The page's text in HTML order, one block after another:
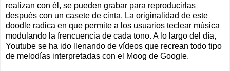
realizan con él, se pueden grabar para reproducirlas
después con un casete de cinta. La originalidad de este
doodle radica en que permite a los usuarios teclear música
modulando la frencuencia de cada tono. A lo largo del día,
Youtube se ha ido llenando de vídeos que recrean todo tipo
de melodías interpretadas con el Moog de Google.